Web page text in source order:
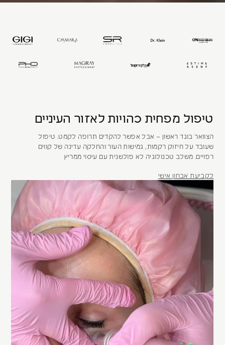
טיפול מפחית כהויות לאזור העיניים
הצוואר בוגד ראשון – אבל אפשר להקדים תרופה לקמט. טיפול
שעובד על חיזוק רקמות, גמישות העור והחלקה עדינה של קווים
רפויים. משלב טכנולוגיה לא פולשנית עם עיסוי ממריץ
לקביעת אבחון אישי